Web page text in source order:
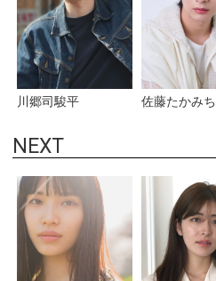
川郷司駿平 佐藤たかみち
NEXT